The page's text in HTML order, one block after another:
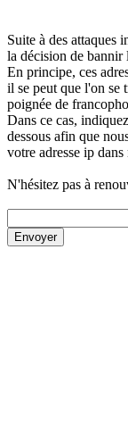
Suite à des attaques
la décision de bannir
En principe, ces
il se peut que l'on se
poignée de
Dans ce cas,
dessous afin que
votre adresse ip
N'hésitez pas à